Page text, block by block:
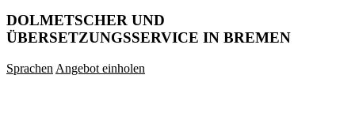
DOLMETSCHER UND
ÜBERSETZUNGSSERVICE IN BREMEN
Sprachen Angebot einholen